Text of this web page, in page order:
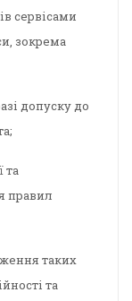
сервісами
зокрема
допуску до
та
правил
таких
та